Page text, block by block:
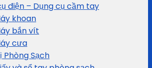
điện – Dụng cụ cầm tay
khoan
bắn vít
cưa
Phòng Sạch